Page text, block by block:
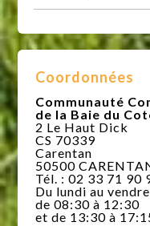
Coordonnées
Communauté
de la Baie du
2 Le Haut Dick
CS 70339
Carentan
50500
Tél. : 02 33 71 90
Du lundi au
de 08:30 à 12:30
et de 13:30 à